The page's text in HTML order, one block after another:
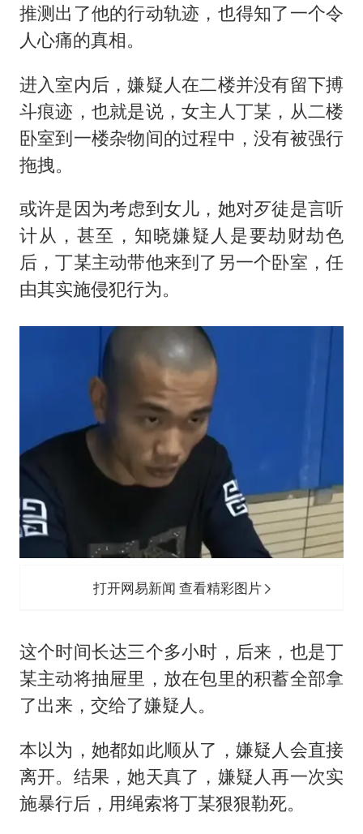
推测出了他的行动轨迹，也得知了一个令
人心痛的真相。
进入室内后，嫌疑人在二楼并没有留下搏
斗痕迹，也就是说，女主人丁某，从二楼
卧室到一楼杂物间的过程中，没有被强行
拖拽。
或许是因为考虑到女儿，她对歹徒是言听
计从，甚至，知晓嫌疑人是要劫财劫色
后，丁某主动带他来到了另一个卧室，任
由其实施侵犯行为。
打开网易新闻 查看精彩图片
这个时间长达三个多小时，后来，也是丁
某主动将抽屉里，放在包里的积蓄全部拿
了出来，交给了嫌疑人。
本以为，她都如此顺从了，嫌疑人会直接
离开。结果，她天真了，嫌疑人再一次实
施暴行后，用绳索将丁某狠狠勒死。